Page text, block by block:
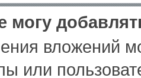
могу
вложений
или